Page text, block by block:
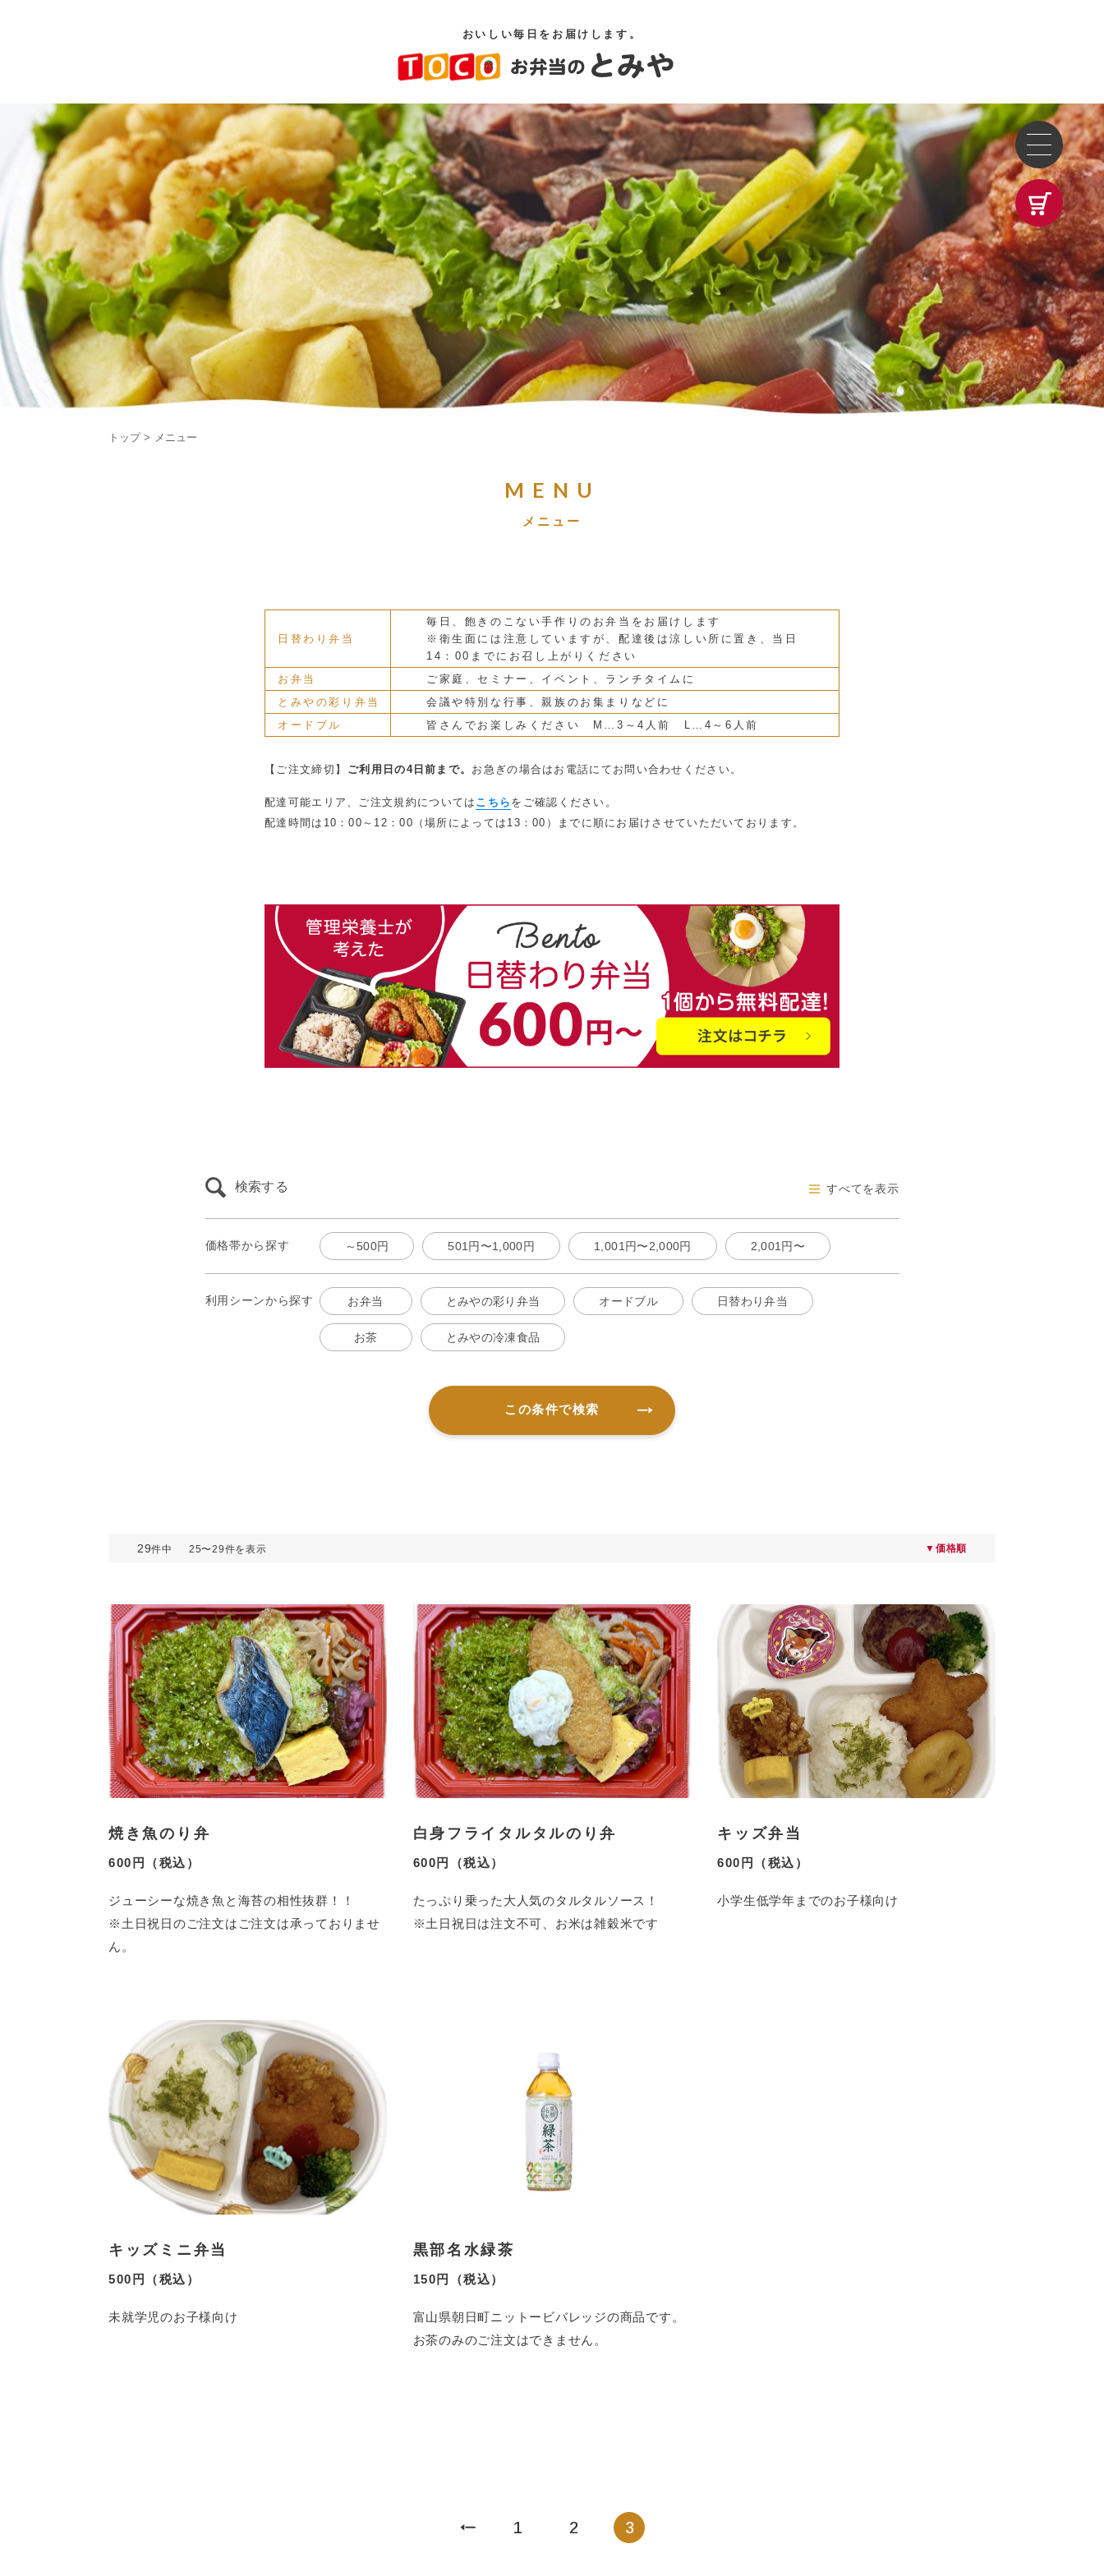
おいしい毎日をお届けします。
トップ メニュー
MENU
メニュー
日替わり弁当
毎日、飽きのこない手作りのお弁当をお届けします
※衛生面には注意していますが、配達後は涼しい所に置き、当日
14：00までにお召し上がりください
お弁当
ご家庭、セミナー、イベント、ランチタイムに
とみやの彩り弁当
会議や特別な行事、親族のお集まりなどに
オードブル
皆さんでお楽しみください M…3～4人前 L…4～6人前
【ご注文締切】 ご利用日の4日前まで。 お急ぎの場合はお電話にてお問い合わせください。
配達可能エリア、ご注文規約については こちら をご確認ください。
配達時間は10：00～12：00（場所によっては13：00）までに順にお届けさせていただいております。
検索する すべてを表示
価格帯から探す ～500円 501円〜1,000円 1,001円〜2,000円 2,001円〜
利用シーンから探す お弁当 とみやの彩り弁当 オードブル 日替わり弁当
お茶 とみやの冷凍食品
この条件で検索
29件中 25〜29件を表示 ▼価格順
焼き魚のり弁
600円（税込）
ジューシーな焼き魚と海苔の相性抜群！！
※土日祝日のご注文はご注文は承っておりませ
ん。
白身フライタルタルのり弁
600円（税込）
たっぷり乗った大人気のタルタルソース！
※土日祝日は注文不可、お米は雑穀米です
キッズ弁当
600円（税込）
小学生低学年までのお子様向け
キッズミニ弁当
500円（税込）
未就学児のお子様向け
黒部名水緑茶
150円（税込）
富山県朝日町ニットービバレッジの商品です。
お茶のみのご注文はできません。
1 2 3